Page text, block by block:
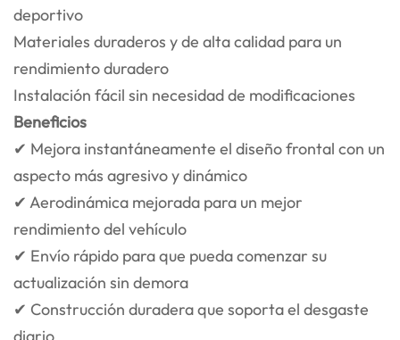
deportivo
Materiales duraderos y de alta calidad para un
rendimiento duradero
Instalación fácil sin necesidad de modificaciones
Beneficios
✔ Mejora instantáneamente el diseño frontal con un
aspecto más agresivo y dinámico
✔ Aerodinámica mejorada para un mejor
rendimiento del vehículo
✔ Envío rápido para que pueda comenzar su
actualización sin demora
✔ Construcción duradera que soporta el desgaste